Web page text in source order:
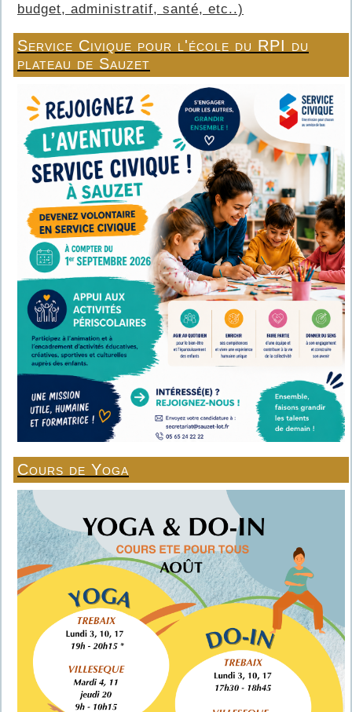
budget, administratif, santé, etc..)
Service Civique pour l'école du RPI du
plateau de Sauzet
Cours de Yoga